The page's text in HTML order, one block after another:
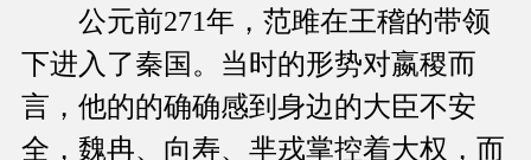
公元前271年，范雎在王稽的带领
下进入了秦国。当时的形势对嬴稷而
言，他的的确确感到身边的大臣不安
全，魏冉、向寿、芈戎掌控着大权，而